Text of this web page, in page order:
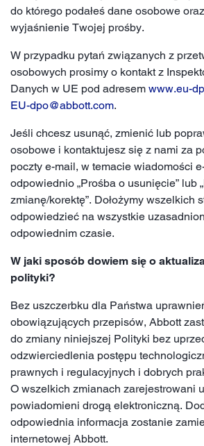
do którego podałeś dane osobowe
wyjaśnienie Twojej prośby.
W przypadku pytań związanych z
osobowych prosimy o kontakt z
Danych w UE pod adresem www.eu-
EU-dpo@abbott.com.
Jeśli chcesz usunąć, zmienić lub
osobowe i kontaktujesz się z nami za
poczty e-mail, w temacie wiadomości
odpowiednio „Prośba o usunięcie” lub
zmianę/korektę”. Dołożymy wszelkich
odpowiedzieć na wszystkie
odpowiednim czasie.
W jaki sposób dowiem się o
polityki?
Bez uszczerbku dla Państwa
obowiązujących przepisów, Abbott
do zmiany niniejszej Polityki bez
odzwierciedlenia postępu
prawnych i regulacyjnych i dobrych
O wszelkich zmianach zarejestrowani
powiadomieni drogą elektroniczną.
odpowiednia informacja zostanie
internetowej Abbott.